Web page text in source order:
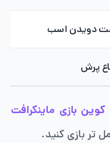
دویدن اسب
پرش
بازی ماینکرافت
تر بازی کنید.